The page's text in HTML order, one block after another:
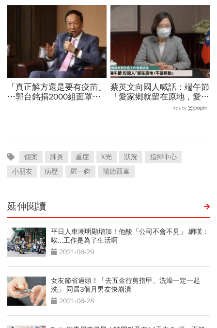
案」
「真正解方還是要有疫苗」
…郭台銘捐2000組面罩給
蔡英文向國人喊話：端午節
「愛家鄉就留在原地，愛家
人就不要移動！」Ads by
個案 肺炎 重症 X光 狀況
指揮中心
小朋友
病歷 羅一鈞 瑞德西韋
延伸閱讀
平日人車潮明顯增加！他酸「公司不會不見」 網嘆：
唉...工作是為了生活啊
2021-06-29
女友節省過頭！「去五金行剪指甲、洗澡一定一起
洗」 同居3個月男友快崩潰
2021-06-28